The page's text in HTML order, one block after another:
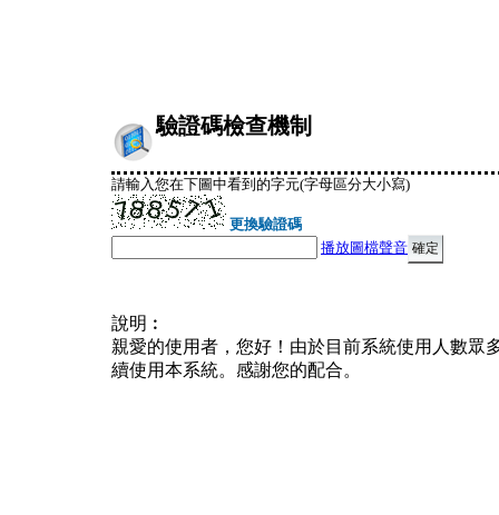
驗證碼檢查機制
請輸入您在下圖中看到的字元(字母區分大小寫)
更換驗證碼
播放圖檔聲音
說明︰
親愛的使用者，您好！由於目前系統使用人數眾
續使用本系統。感謝您的配合。